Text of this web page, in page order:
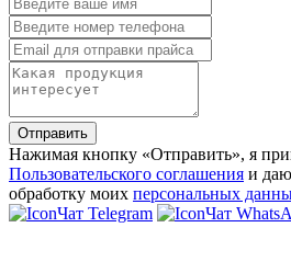
Отправить
Нажимая кнопку «Отправить», я
Пользовательского соглашения и даю
обработку моих персональных
Чат Telegram
Чат